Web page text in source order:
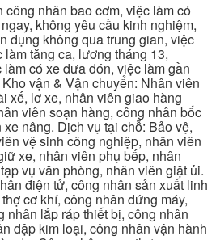
công nhân bao cơm, việc làm có
không yêu cầu kinh nghiệm,
dụng không qua trung gian, việc
tăng ca, lương tháng 13,
có xe đưa đón, việc làm gần
vận & Vận chuyển: Nhân viên
xế, lơ xe, nhân viên giao hàng
viên soạn hàng, công nhân bốc
nâng. Dịch vụ tại chỗ: Bảo vệ,
vệ sinh công nghiệp, nhân viên
xe, nhân viên phụ bếp, nhân
vụ văn phòng, nhân viên giặt ủi.
điện tử, công nhân sản xuất linh
cơ khí, công nhân đứng máy,
nhân lắp ráp thiết bị, công nhân
dập kim loại, công nhân vận hành